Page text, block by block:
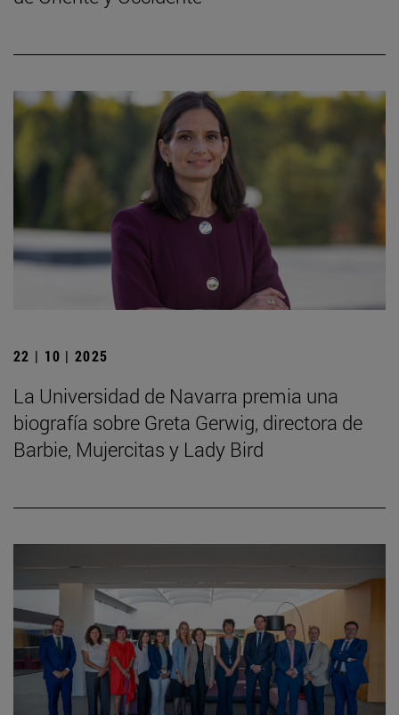
22 | 10 | 2025
La Universidad de Navarra premia una
biografía sobre Greta Gerwig, directora de
Barbie, Mujercitas y Lady Bird